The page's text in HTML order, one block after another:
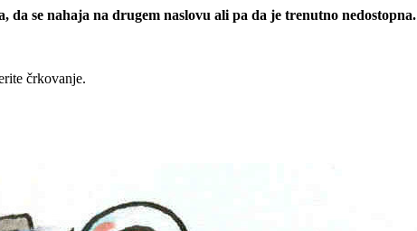
se nahaja na drugem naslovu ali pa da je trenutno nedostopna.
črkovanje.